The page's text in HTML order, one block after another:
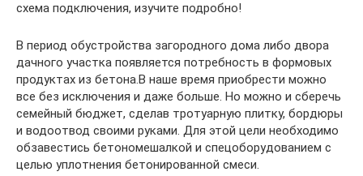
схема подключения, изучите подробно!
В период обустройства загородного дома либо двора
дачного участка появляется потребность в формовых
продуктах из бетона.В наше время приобрести можно
все без исключения и даже больше. Но можно и сберечь
семейный бюджет, сделав тротуарную плитку, бордюры
и водоотвод своими руками. Для этой цели необходимо
обзавестись бетономешалкой и спецоборудованием с
целью уплотнения бетонированной смеси.